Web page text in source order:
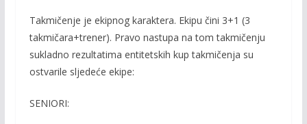
Takmičenje je ekipnog karaktera. Ekipu čini 3+1 (3
takmičara+trener). Pravo nastupa na tom takmičenju
sukladno rezultatima entitetskih kup takmičenja su
ostvarile sljedeće ekipe:
SENIORI: